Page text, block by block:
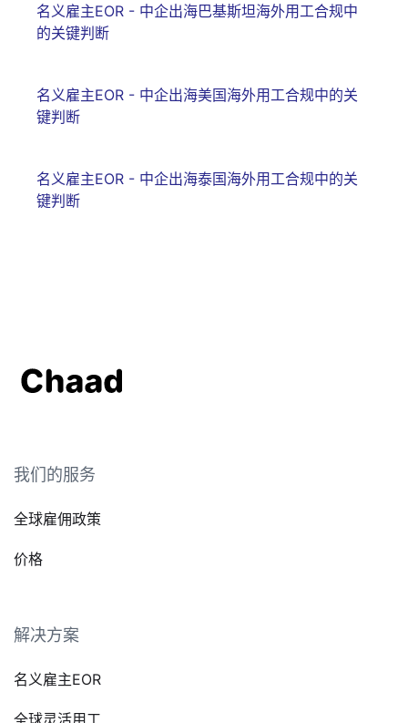
名义雇主EOR - 中企出海巴基斯坦海外用工合规中
的关键判断
名义雇主EOR - 中企出海美国海外用工合规中的关
键判断
名义雇主EOR - 中企出海泰国海外用工合规中的关
键判断
我们的服务
全球雇佣政策
价格
解决方案
名义雇主EOR